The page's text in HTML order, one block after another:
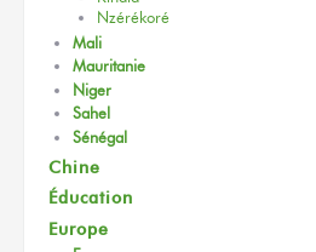
Nzérékoré
Mali
Mauritanie
Niger
Sahel
Sénégal
Chine
Éducation
Europe